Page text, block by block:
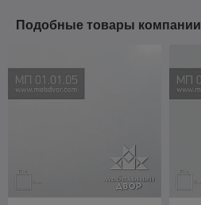
Подобные товары компании